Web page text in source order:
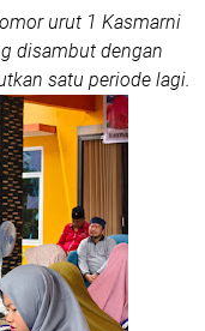
urut 1 Kasmarni
disambut dengan
satu periode lagi.